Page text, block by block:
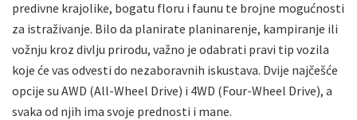
predivne krajolike, bogatu floru i faunu te brojne mogućnosti
za istraživanje. Bilo da planirate planinarenje, kampiranje ili
vožnju kroz divlju prirodu, važno je odabrati pravi tip vozila
koje će vas odvesti do nezaboravnih iskustava. Dvije najčešće
opcije su AWD (All-Wheel Drive) i 4WD (Four-Wheel Drive), a
svaka od njih ima svoje prednosti i mane.